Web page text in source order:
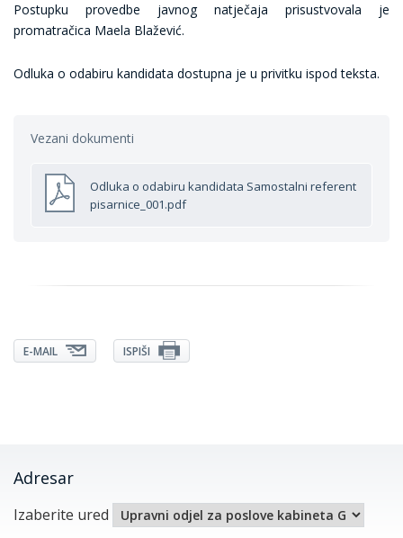
Postupku provedbe javnog natječaja prisustvovala je
promatračica Maela Blažević.
Odluka o odabiru kandidata dostupna je u privitku ispod teksta.
Vezani dokumenti
Odluka o odabiru kandidata Samostalni referent
pisarnice_001.pdf
E-MAIL ISPIŠI
Adresar
Izaberite ured